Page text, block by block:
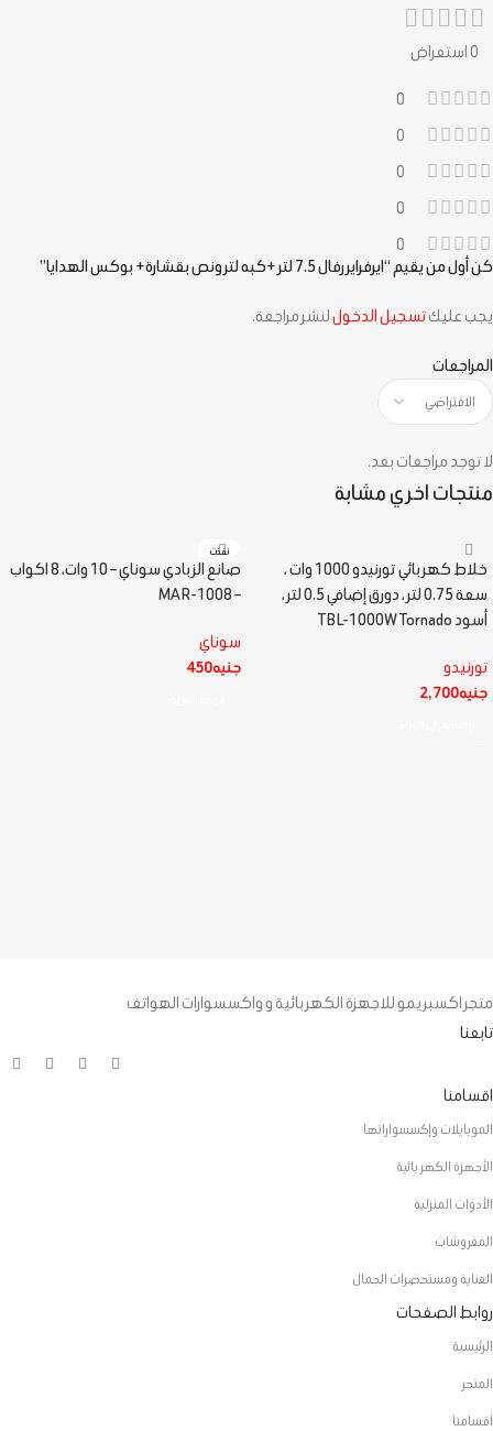
0 استعراض
0
0
0
0
0
المراجعات
لا توجد مراجعات بعد.
كن أول من يقيم “ايرفراير رفال 7.5 لتر +كبه لتر ونص بقشارة+ بوكس الهدايا”
يجب عليكتسجيل الدخوللنشر مراجعة.
منتجات اخري مشابة
خلاط كهربائي تورنيدو 1000 وات ،
سعة 0.75 لتر ، دورق إضافي 0.5 لتر ،
أسود TBL-1000W Tornado
تورنيدو
جنيه2,700
نفذت
صانع الزبادي سوناي – 10 وات، 8 اكواب
– MAR-1008
سوناي
جنيه450
متجر اكسبريمو للاجهزة الكهربائية و واكسسوارات الهواتف
تابعنا
اقسامنا
الموبايلات وإكسسواراتها
الأجهزة الكهربائية
الأدوات المنزلية
المفروشات
العناية ومستحضرات الجمال
روابط الصفحات
الرئيسية
المتجر
اقسامنا